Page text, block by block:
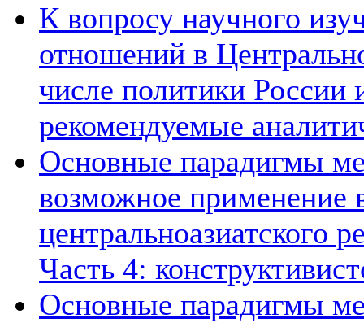
К вопросу научного
отношений в
числе политики России
рекомендуемые
Основные парадигмы
возможное применение
центральноазиатского
Часть 4:
Основные парадигмы